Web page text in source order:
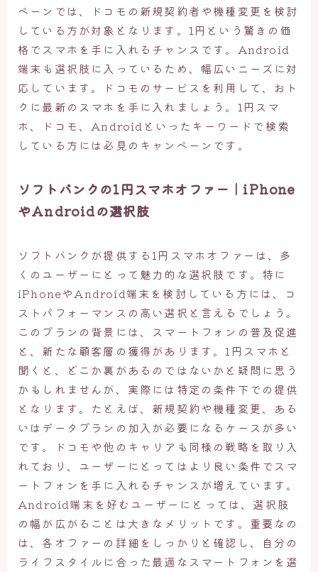
ペーンでは、ドコモの新規契約者や機種変更を検討
している方が対象となります。1円という驚きの価
格でスマホを手に入れるチャンスです。Android
端末も選択肢に入っているため、幅広いニーズに対
応しています。ドコモのサービスを利用して、おト
クに最新のスマホを手に入れましょう。1円スマ
ホ、ドコモ、Androidといったキーワードで検索
している方には必見のキャンペーンです。
ソフトバンクの1円スマホオファー｜iPhone
やAndroidの選択肢
ソフトバンクが提供する1円スマホオファーは、多
くのユーザーにとって魅力的な選択肢です。特に
iPhoneやAndroid端末を検討している方には、コ
ストパフォーマンスの高い選択と言えるでしょう。
このプランの背景には、スマートフォンの普及促進
と、新たな顧客層の獲得があります。1円スマホと
聞くと、どこか裏があるのではないかと疑問に思う
かもしれませんが、実際には特定の条件下での提供
となります。たとえば、新規契約や機種変更、ある
いはデータプランの加入が必要になるケースが多い
です。ドコモや他のキャリアも同様の戦略を取り入
れており、ユーザーにとってはより良い条件でスマ
ートフォンを手に入れるチャンスが増えています。
Android端末を好むユーザーにとっては、選択肢
の幅が広がることは大きなメリットです。重要なの
は、各オファーの詳細をしっかりと確認し、自分の
ライフスタイルに合った最適なスマートフォンを選